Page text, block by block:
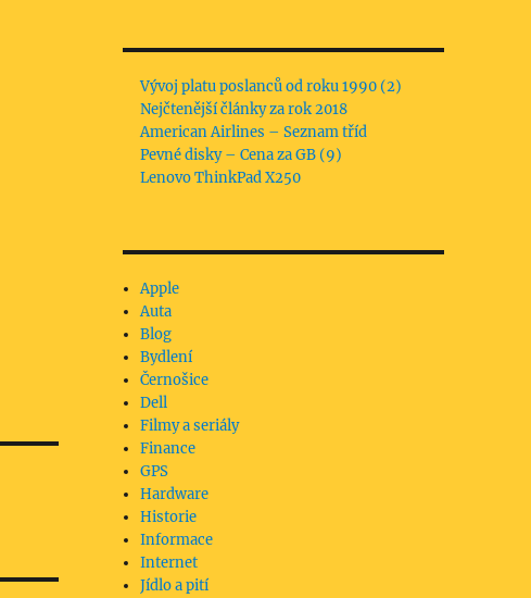
Vývoj platu poslanců od roku 1990 (2)
Nejčtenější články za rok 2018
American Airlines – Seznam tříd
Pevné disky – Cena za GB (9)
Lenovo ThinkPad X250
Apple
Auta
Blog
Bydlení
Černošice
Dell
Filmy a seriály
Finance
GPS
Hardware
Historie
Informace
Internet
Jídlo a pití